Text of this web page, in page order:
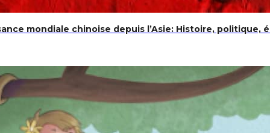
mondiale chinoise depuis l’Asie: Histoire, politique,